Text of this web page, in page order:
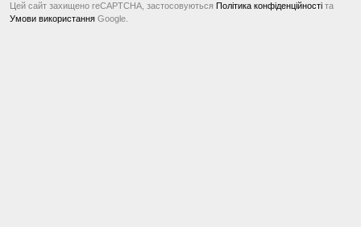
Цей сайт захищено reCAPTCHA, застосовуються Політика конфіденційності та
Умови використання Google.